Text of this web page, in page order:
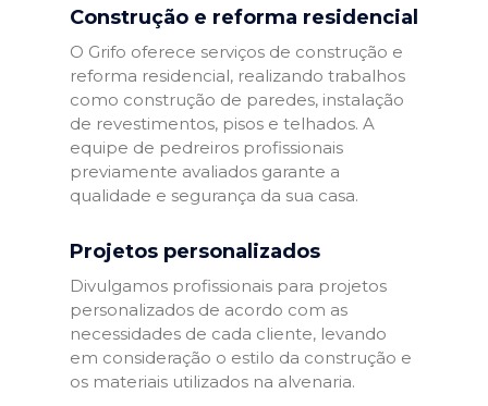
Construção e reforma residencial
O Grifo oferece serviços de construção e
reforma residencial, realizando trabalhos
como construção de paredes, instalação
de revestimentos, pisos e telhados. A
equipe de pedreiros profissionais
previamente avaliados garante a
qualidade e segurança da sua casa.
Projetos personalizados
Divulgamos profissionais para projetos
personalizados de acordo com as
necessidades de cada cliente, levando
em consideração o estilo da construção e
os materiais utilizados na alvenaria.